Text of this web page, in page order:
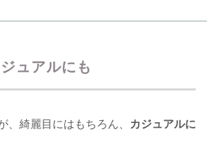
ュアルにも
、綺麗目にはもちろん、
カジュアルに